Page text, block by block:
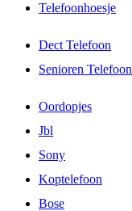
Telefoonhoesje
Dect Telefoon
Senioren Telefoon
Oordopjes
Jbl
Sony
Koptelefoon
Bose